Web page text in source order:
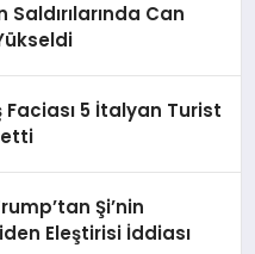
Saldırılarında Can
Faciası 5 İtalyan Turist
Şi’nin
Eleştirisi İddiası